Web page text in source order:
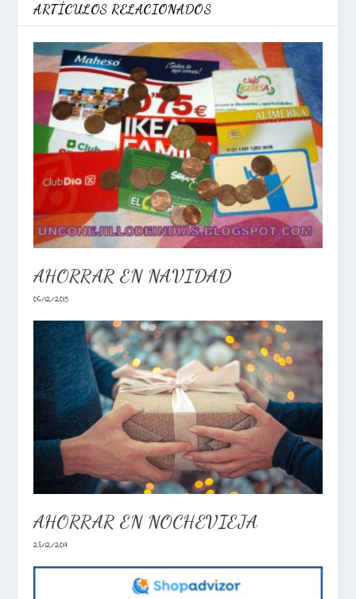
ARTÍCULOS RELACIONADOS
AHORRAR EN NAVIDAD
06/12/2015
AHORRAR EN NOCHEVIEJA
28/12/2017